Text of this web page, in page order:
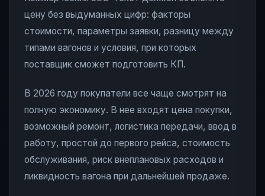
цену без выдуманных цифр: факторы
стоимости, параметры заявки, разницу между
типами вагонов и условия, при которых
поставщик сможет подготовить КП.
В 2026 году покупатели все чаще смотрят на
полную экономику. В нее входят цена покупки,
возможный ремонт, логистика передачи, ввод в
работу, простой до первого рейса, стоимость
обслуживания, риск внеплановых расходов и
ликвидность вагона при дальнейшей продаже.